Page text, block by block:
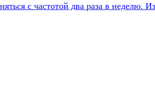
с частотой два раза в неделю.